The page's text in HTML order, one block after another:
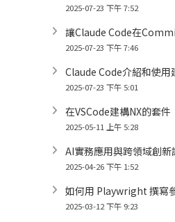
2025-07-23 下午 7:52
讓Claude Code在
2025-07-23 下午 7:46
Claude Code介紹和使用
2025-07-23 下午 5:01
在VSCode建構NX的套件
2025-05-11 上午 5:28
AI實務應用與跨領域創新
2025-04-26 下午 1:52
如何用 Playwright 撰寫
2025-03-12 下午 9:23